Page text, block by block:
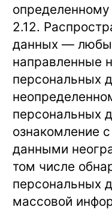
определенному
2.12.
данных —
направленные
персональных
персональных
ознакомление
данными
том числе
персональных
массовой